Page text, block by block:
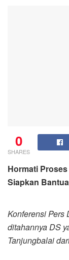
0
SHARES
Hormati
Siapkan
Konferensi Pers
ditahannya DS
Tanjungbalai